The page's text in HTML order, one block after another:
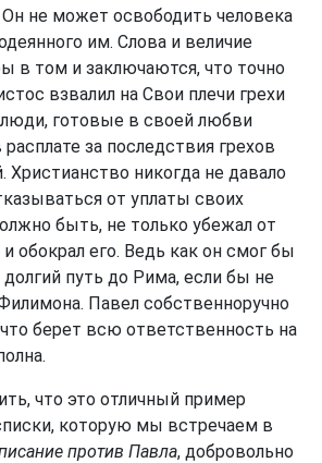
не может освободить человека
им. Слова и величие
в том и заключаются, что точно
взвалил на Свои плечи грехи
готовые в своей любви
за последствия грехов
Христианство никогда не давало
от уплаты своих
быть, не только убежал от
обокрал его. Ведь как он смог бы
долгий путь до Рима, если бы не
Павел собственноручно
берет всю ответственность на
что это отличный пример
которую мы встречаем в
против Павла, добровольно